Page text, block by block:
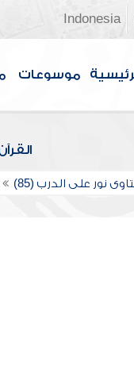
Indonesia
موسوعات
نور على الدرب (85)